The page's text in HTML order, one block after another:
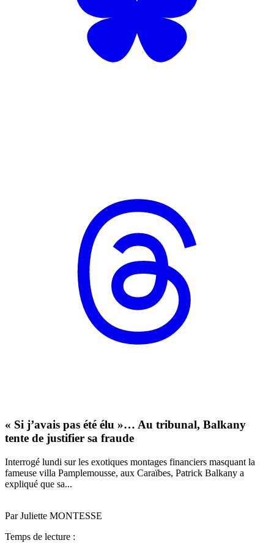
« Si j’avais pas été élu »… Au tribunal, Balkany
tente de justifier sa fraude
Interrogé lundi sur les exotiques montages financiers masquant la
fameuse villa Pamplemousse, aux Caraïbes, Patrick Balkany a
expliqué que sa...
Par Juliette MONTESSE
Temps de lecture :